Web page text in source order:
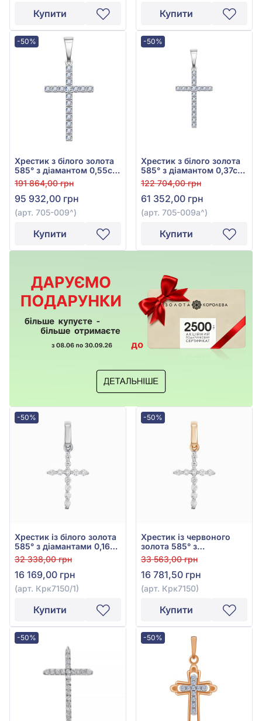
Купити Купити
-50%
Хрестик з білого золота
585° з діамантом 0,55ct,
арт. 705-009
191 864,00 грн
95 932,00 грн
(арт. 705-009^)
Купити
-50%
Хрестик з білого золота
585° з діамантом 0,37ct,
арт. 705-009а
122 704,00 грн
61 352,00 грн
(арт. 705-009а^)
Купити
-50%
Хрестик із білого золота
585° з діамантами 0,16ct,
арт. Крк7150/1
32 338,00 грн
16 169,00 грн
(арт. Крк7150/1)
Купити
-50%
Хрестик із червоного
золота 585° з
діамантами 0,16ct, арт.
Крк7150
33 563,00 грн
16 781,50 грн
(арт. Крк7150)
Купити
-50% -50%